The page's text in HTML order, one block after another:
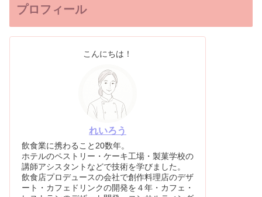
プロフィール
こんにちは！
れいろう
飲食業に携わること20数年。
ホテルのペストリー・ケーキ工場・製菓学校の
講師アシスタントなどで技術を学びました。
飲食店プロデュースの会社で創作料理店のデザ
ート・カフェドリンクの開発を４年・カフェ・